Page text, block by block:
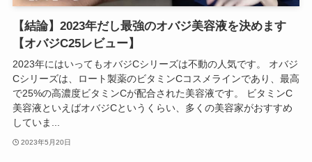
【結論】2023年だし最強のオバジ美容液を決めます
【オバジC25レビュー】
2023年にはいってもオバジCシリーズは不動の人気です。 オバジ
Cシリーズは、ロート製薬のビタミンCコスメラインであり、最高
で25%の高濃度ビタミンCが配合された美容液です。 ビタミンC
美容液といえばオバジCというくらい、多くの美容家がおすすめ
していま...
2023年5月20日